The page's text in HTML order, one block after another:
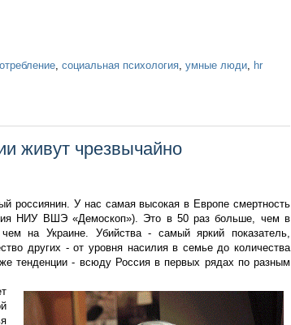
социальная психология умные люди hr
живут чрезвычайно
россиянин. У нас самая высокая в Европе смертность
НИУ ВШЭ «Демоскоп»). Это в 50 раз больше, чем в
на Украине. Убийства - самый яркий показатель,
других - от уровня насилия в семье до количества
тенденции - всюду Россия в первых рядах по разным